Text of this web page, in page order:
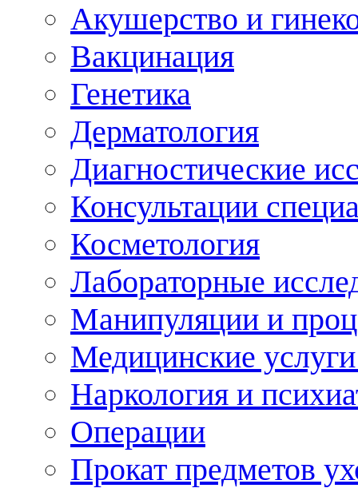
Акушерство и
Вакцинация
Генетика
Дерматология
Диагностические
Консультации
Косметология
Лабораторные
Манипуляции и
Медицинские
Наркология и
Операции
Прокат предметов